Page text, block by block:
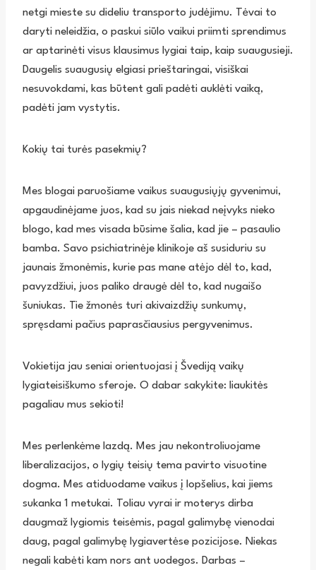
netgi mieste su dideliu transporto judėjimu. Tėvai to
daryti neleidžia, o paskui siūlo vaikui priimti sprendimus
ar aptarinėti visus klausimus lygiai taip, kaip suaugusieji.
Daugelis suaugusių elgiasi prieštaringai, visiškai
nesuvokdami, kas būtent gali padėti auklėti vaiką,
padėti jam vystytis.
Kokių tai turės pasekmių?
Mes blogai paruošiame vaikus suaugusiųjų gyvenimui,
apgaudinėjame juos, kad su jais niekad neįvyks nieko
blogo, kad mes visada būsime šalia, kad jie – pasaulio
bamba. Savo psichiatrinėje klinikoje aš susiduriu su
jaunais žmonėmis, kurie pas mane atėjo dėl to, kad,
pavyzdžiui, juos paliko draugė dėl to, kad nugaišo
šuniukas. Tie žmonės turi akivaizdžių sunkumų,
spręsdami pačius paprasčiausius pergyvenimus.
Vokietija jau seniai orientuojasi į Švediją vaikų
lygiateisiškumo sferoje. O dabar sakykite: liaukitės
pagaliau mus sekioti!
Mes perlenkėme lazdą. Mes jau nekontroliuojame
liberalizacijos, o lygių teisių tema pavirto visuotine
dogma. Mes atiduodame vaikus į lopšelius, kai jiems
sukanka 1 metukai. Toliau vyrai ir moterys dirba
daugmaž lygiomis teisėmis, pagal galimybę vienodai
daug, pagal galimybę lygiavertėse pozicijose. Niekas
negali kabėti kam nors ant uodegos. Darbas –